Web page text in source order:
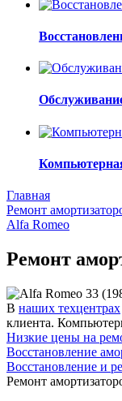
Главная
Ремонт
Alfa Romeo
Ремонт
В наших техцентрах
клиента.
Низкие цены на
Восстановление
Восстановление и
Ремонт